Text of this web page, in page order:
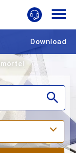
Download